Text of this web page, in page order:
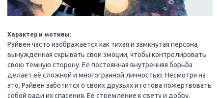
Характер и мотивы:
Рэйвен часто изображается как тихая и замкнутая персона,
вынужденная скрывать свои эмоции, чтобы контролировать
свою тёмную сторону. Её постоянная внутренняя борьба
делает её сложной и многогранной личностью. Несмотря на
это, Рэйвен заботится о своих друзьях и готова пожертвовать
собой ради их спасения. Её стремление к свету и добру,